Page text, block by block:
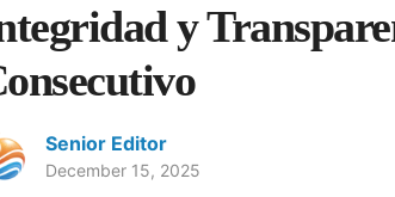
y
Senior Editor
December 15, 2025